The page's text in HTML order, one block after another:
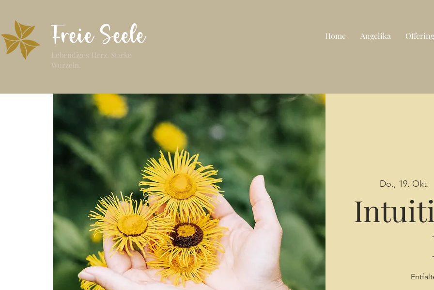
Freie Seele
Lebendiges Herz. Starke
Wurzeln.
Home Angelika
Do., 19. Okt.